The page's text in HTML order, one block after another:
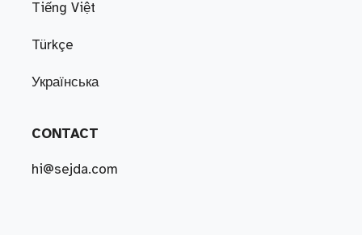
Tiếng Việt
Türkçe
Українська
CONTACT
hi@sejda.com